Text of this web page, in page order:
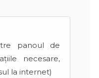
panoul de
necesare,
la internet)